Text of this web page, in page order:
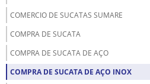
COMERCIO DE SUCATAS SUMARE
COMPRA DE SUCATA
COMPRA DE SUCATA DE AÇO
COMPRA DE SUCATA DE AÇO INOX